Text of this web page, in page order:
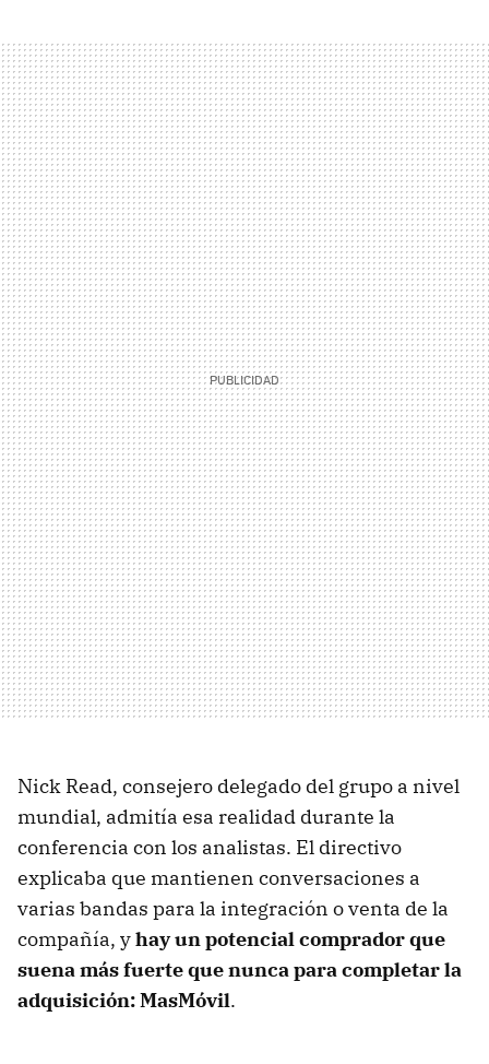
Nick Read, consejero delegado del grupo a nivel
mundial, admitía esa realidad durante la
conferencia con los analistas. El directivo
explicaba que mantienen conversaciones a
varias bandas para la integración o venta de la
compañía, yhay un potencial comprador que
suena más fuerte que nunca para completar la
adquisición: MasMóvil.